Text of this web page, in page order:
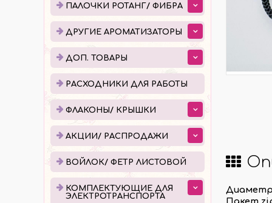
ЖИДКОСТЬ ДЛЯ ДИФФУЗОРОВ
РАСХОДНИКИ ДЛЯ РАБОТЫ
КОМПЛЕКТУЮЩИЕ ДЛЯ
Диаметр
Пакет
ПАЛОЧКИ РОТАНГ/ ФИБРА
ДРУГИЕ АРОМАТИЗАТОРЫ
ДОП. ТОВАРЫ
РАСХОДНИКИ ДЛЯ РАБОТЫ
ФЛАКОНЫ/ КРЫШКИ
АКЦИИ/ РАСПРОДАЖИ
ВОЙЛОК/ ФЕТР ЛИСТОВОЙ
КОМПЛЕКТУЮЩИЕ ДЛЯ
ЭЛЕКТРОТРАНСПОРТА